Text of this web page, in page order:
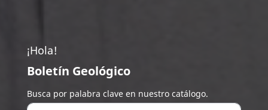
¡Hola!
Boletín Geológico
Busca por palabra clave en nuestro catálogo.